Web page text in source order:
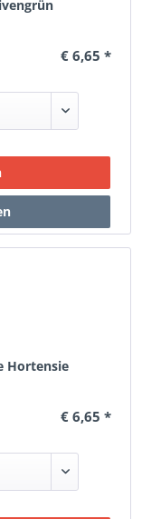
€ 6,65 *
Hortensie
€ 6,65 *